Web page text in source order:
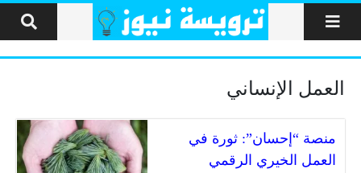
التخطي إلى المحتوى
العمل الإنساني
منصة “إحسان”: ثورة في
العمل الخيري الرقمي